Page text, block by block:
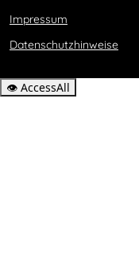
Impressum
Datenschutzhinweise
👁 AccessAll